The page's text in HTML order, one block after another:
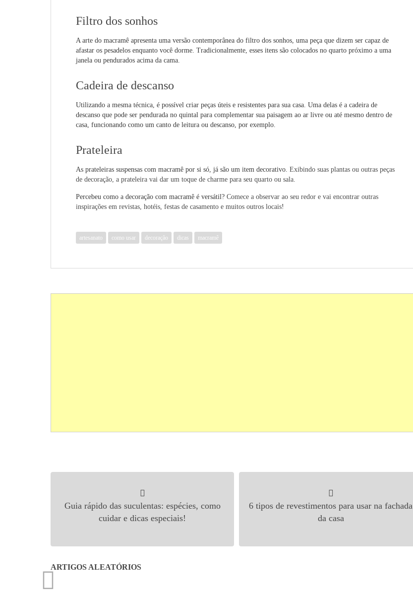
Filtro dos sonhos
A arte do macramê apresenta uma versão contemporânea do filtro dos sonhos, uma peça que dizem ser capaz de
afastar os pesadelos enquanto você dorme. Tradicionalmente, esses itens são colocados no quarto próximo a uma
janela ou pendurados acima da cama.
Cadeira de descanso
Utilizando a mesma técnica, é possível criar peças úteis e resistentes para sua casa. Uma delas é a cadeira de
descanso que pode ser pendurada no quintal para complementar sua paisagem ao ar livre ou até mesmo dentro de
casa, funcionando como um canto de leitura ou descanso, por exemplo.
Prateleira
As prateleiras suspensas com macramê por si só, já são um item decorativo. Exibindo suas plantas ou outras peças
de decoração, a prateleira vai dar um toque de charme para seu quarto ou sala.
Percebeu como a decoração com macramê é versátil? Comece a observar ao seu redor e vai encontrar outras
inspirações em revistas, hotéis, festas de casamento e muitos outros locais!
artesanato como usar decoração dicas macramê
Guia rápido das suculentas: espécies, como
cuidar e dicas especiais!
6 tipos de revestimentos para usar na fachada
da casa
ARTIGOS ALEATÓRIOS